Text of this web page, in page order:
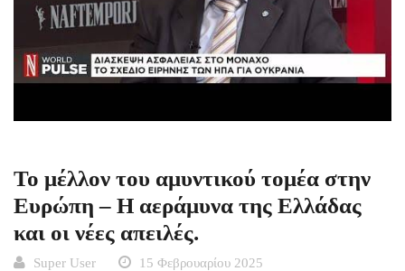
Το μέλλον του αμυντικού τομέα στην
Ευρώπη – Η αεράμυνα της Ελλάδας
και οι νέες απειλές.
Super User
15 Φεβρουαρίου 2025